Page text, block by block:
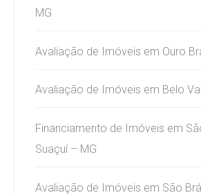
MG
Avaliação de Imóveis em Ouro
Avaliação de Imóveis em Belo
Financiamento de Imóveis em
Suaçuí – MG
Avaliação de Imóveis em São